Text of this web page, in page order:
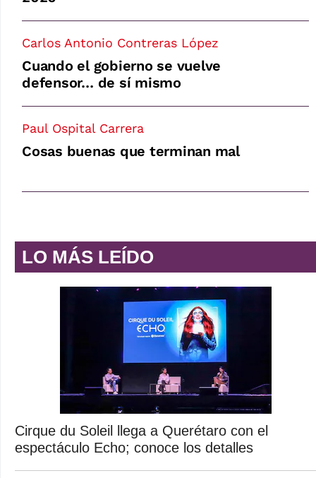
Carlos Antonio Contreras López
Cuando el gobierno se vuelve
defensor… de sí mismo
Paul Ospital Carrera
Cosas buenas que terminan mal
LO MÁS LEÍDO
Cirque du Soleil llega a Querétaro con el
espectáculo Echo; conoce los detalles